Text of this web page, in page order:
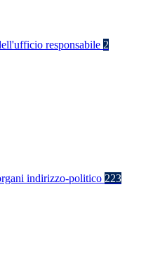
responsabile 2
indirizzo-politico 223